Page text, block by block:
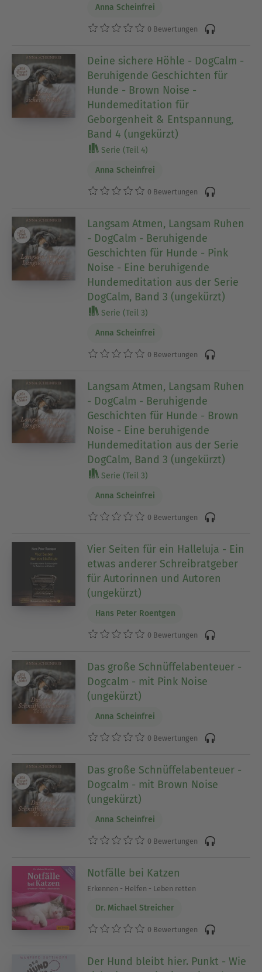
Anna Scheinfrei
0 Bewertungen
Deine sichere Höhle - DogCalm -
Beruhigende Geschichten für
Hunde - Brown Noise -
Hundemeditation für
Geborgenheit & Entspannung,
Band 4 (ungekürzt)
Serie (Teil 4)
Anna Scheinfrei
0 Bewertungen
Langsam Atmen, Langsam Ruhen
- DogCalm - Beruhigende
Geschichten für Hunde - Pink
Noise - Eine beruhigende
Hundemeditation aus der Serie
DogCalm, Band 3 (ungekürzt)
Serie (Teil 3)
Anna Scheinfrei
0 Bewertungen
Langsam Atmen, Langsam Ruhen
- DogCalm - Beruhigende
Geschichten für Hunde - Brown
Noise - Eine beruhigende
Hundemeditation aus der Serie
DogCalm, Band 3 (ungekürzt)
Serie (Teil 3)
Anna Scheinfrei
0 Bewertungen
Vier Seiten für ein Halleluja - Ein
etwas anderer Schreibratgeber
für Autorinnen und Autoren
(ungekürzt)
Hans Peter Roentgen
0 Bewertungen
Das große Schnüffelabenteuer -
Dogcalm - mit Pink Noise
(ungekürzt)
Anna Scheinfrei
0 Bewertungen
Das große Schnüffelabenteuer -
Dogcalm - mit Brown Noise
(ungekürzt)
Anna Scheinfrei
0 Bewertungen
Notfälle bei Katzen
Erkennen - Helfen - Leben retten
Dr. Michael Streicher
0 Bewertungen
Der Hund bleibt hier. Punkt - Wie